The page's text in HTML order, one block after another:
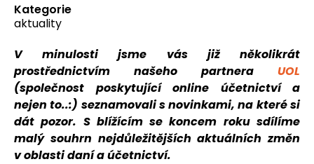
Kategorie
aktuality
V minulosti jsme vás již několikrát
prostřednictvím našeho partnera UOL
(společnost poskytující online účetnictví a
nejen to..:) seznamovali s novinkami, na které si
dát pozor. S blížícím se koncem roku sdílíme
malý souhrn nejdůležitějších aktuálních změn
v oblasti daní a účetnictví.